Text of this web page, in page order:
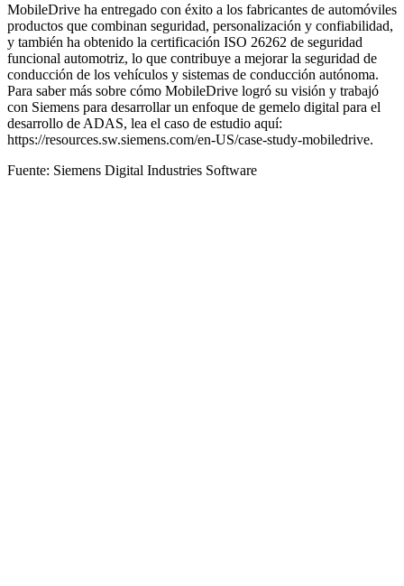
MobileDrive ha entregado con éxito a los fabricantes de automóviles
productos que combinan seguridad, personalización y confiabilidad,
y también ha obtenido la certificación ISO 26262 de seguridad
funcional automotriz, lo que contribuye a mejorar la seguridad de
conducción de los vehículos y sistemas de conducción autónoma.
Para saber más sobre cómo MobileDrive logró su visión y trabajó
con Siemens para desarrollar un enfoque de gemelo digital para el
desarrollo de ADAS, lea el caso de estudio aquí:
https://resources.sw.siemens.com/en-US/case-study-mobiledrive.
Fuente: Siemens Digital Industries Software